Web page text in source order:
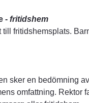
- fritidshem
fritidshemsplats.
sker en bedömning
omfattning. Rektor